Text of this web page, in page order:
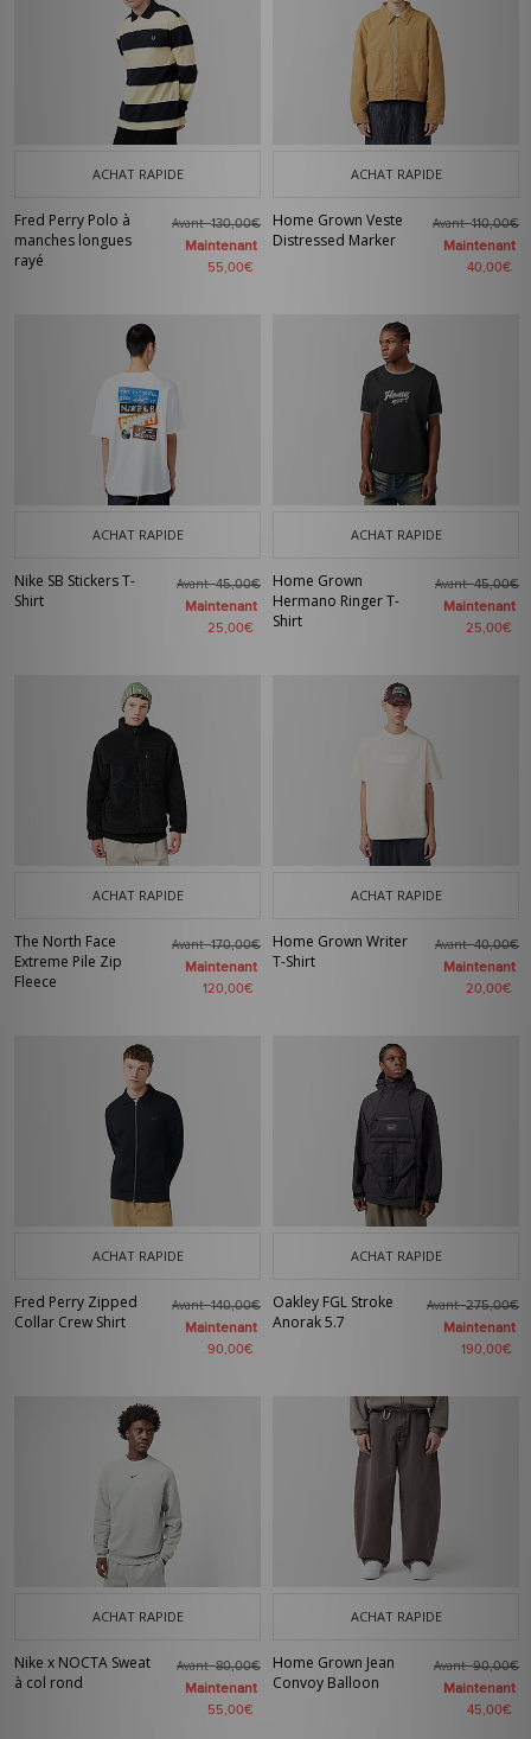
ACHAT RAPIDE
Fred Perry Polo à
manches longues
rayé
Avant130,00€
Maintenant
55,00€
ACHAT RAPIDE
Home Grown Veste
Distressed Marker
Avant110,00€
Maintenant
40,00€
ACHAT RAPIDE
Nike SB Stickers T-
Shirt
Avant45,00€
Maintenant
25,00€
ACHAT RAPIDE
Home Grown
Hermano Ringer T-
Shirt
Avant45,00€
Maintenant
25,00€
ACHAT RAPIDE
The North Face
Extreme Pile Zip
Fleece
Avant170,00€
Maintenant
120,00€
ACHAT RAPIDE
Home Grown Writer
T-Shirt
Avant40,00€
Maintenant
20,00€
ACHAT RAPIDE
Fred Perry Zipped
Collar Crew Shirt
Avant140,00€
Maintenant
90,00€
ACHAT RAPIDE
Oakley FGL Stroke
Anorak 5.7
Avant275,00€
Maintenant
190,00€
ACHAT RAPIDE
Nike x NOCTA Sweat
à col rond
Avant80,00€
Maintenant
55,00€
ACHAT RAPIDE
Home Grown Jean
Convoy Balloon
Avant90,00€
Maintenant
45,00€